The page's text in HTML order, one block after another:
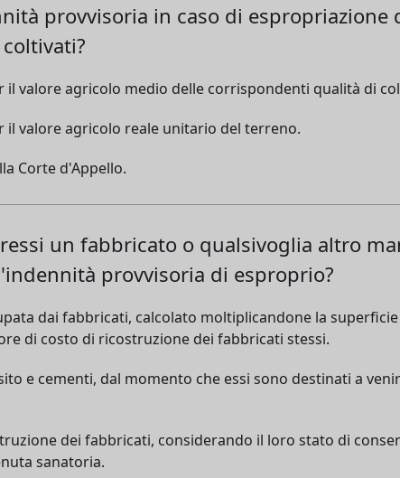
provvisoria in caso di espropriazione
valore agricolo medio delle corrispondenti qualità di
valore agricolo reale unitario del terreno.
Corte d'Appello.
un fabbricato o qualsivoglia altro
provvisoria di esproprio?
dai fabbricati, calcolato moltiplicandone la
di costo di ricostruzione dei fabbricati stessi.
e cementi, dal momento che essi sono destinati a
dei fabbricati, considerando il loro stato di
sanatoria.